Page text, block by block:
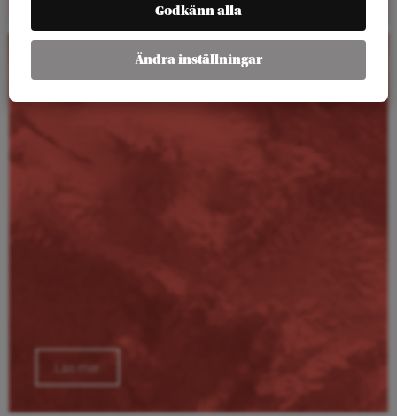
Kalender
Läs mer
Godkänn alla
Ändra inställningar